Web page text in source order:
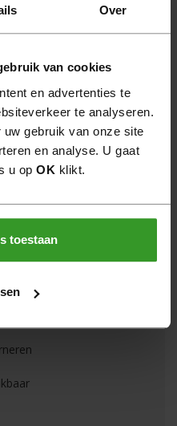
Over
van cookies
en advertenties te
te analyseren.
gebruik van onze site
en analyse. U gaat
u op OK klikt.
toestaan
verankerde steel
22,95/ stuk
€950,- goederenwaarde